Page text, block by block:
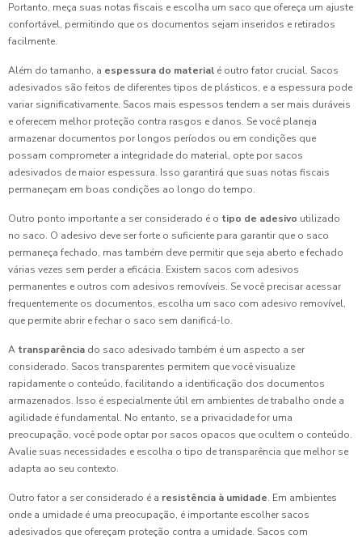
Portanto, meça suas notas fiscais e escolha um saco que ofereça um ajuste
confortável, permitindo que os documentos sejam inseridos e retirados
facilmente.
Além do tamanho, a espessura do material é outro fator crucial. Sacos
adesivados são feitos de diferentes tipos de plásticos, e a espessura pode
variar significativamente. Sacos mais espessos tendem a ser mais duráveis
e oferecem melhor proteção contra rasgos e danos. Se você planeja
armazenar documentos por longos períodos ou em condições que
possam comprometer a integridade do material, opte por sacos
adesivados de maior espessura. Isso garantirá que suas notas fiscais
permaneçam em boas condições ao longo do tempo.
Outro ponto importante a ser considerado é o tipo de adesivo utilizado
no saco. O adesivo deve ser forte o suficiente para garantir que o saco
permaneça fechado, mas também deve permitir que seja aberto e fechado
várias vezes sem perder a eficácia. Existem sacos com adesivos
permanentes e outros com adesivos removíveis. Se você precisar acessar
frequentemente os documentos, escolha um saco com adesivo removível,
que permite abrir e fechar o saco sem danificá-lo.
A transparência do saco adesivado também é um aspecto a ser
considerado. Sacos transparentes permitem que você visualize
rapidamente o conteúdo, facilitando a identificação dos documentos
armazenados. Isso é especialmente útil em ambientes de trabalho onde a
agilidade é fundamental. No entanto, se a privacidade for uma
preocupação, você pode optar por sacos opacos que ocultem o conteúdo.
Avalie suas necessidades e escolha o tipo de transparência que melhor se
adapta ao seu contexto.
Outro fator a ser considerado é a resistência à umidade. Em ambientes
onde a umidade é uma preocupação, é importante escolher sacos
adesivados que ofereçam proteção contra a umidade. Sacos com